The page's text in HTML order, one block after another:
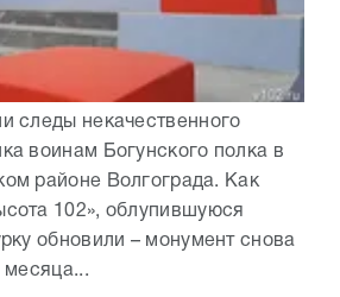
следы некачественного
воинам Богунского полка в
районе Волгограда. Как
102», облупившуюся
обновили – монумент снова
месяца...